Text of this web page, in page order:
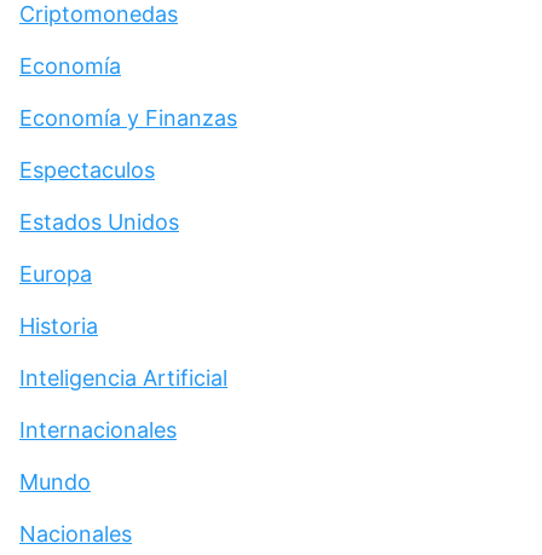
Criptomonedas
Economía
Economía y Finanzas
Espectaculos
Estados Unidos
Europa
Historia
Inteligencia Artificial
Internacionales
Mundo
Nacionales